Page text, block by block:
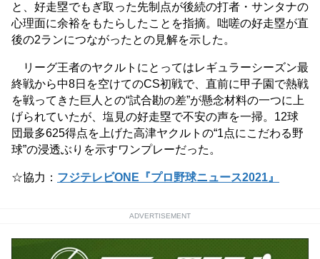
と、好走塁でもぎ取った先制点が後続の打者・サンタナの
心理面に余裕をもたらしたことを指摘。咄嗟の好走塁が直
後の2ランにつながったとの見解を示した。
リーグ王者のヤクルトにとってはレギュラーシーズン最
終戦から中8日を空けてのCS初戦で、直前に甲子園で熱戦
を戦ってきた巨人との“試合勘の差”が懸念材料の一つに上
げられていたが、塩見の好走塁で不安の声を一掃。12球
団最多625得点を上げた高津ヤクルトの“1点にこだわる野
球”の浸透ぶりを示すワンプレーだった。
☆協力： フジテレビONE『プロ野球ニュース2021』
ADVERTISEMENT